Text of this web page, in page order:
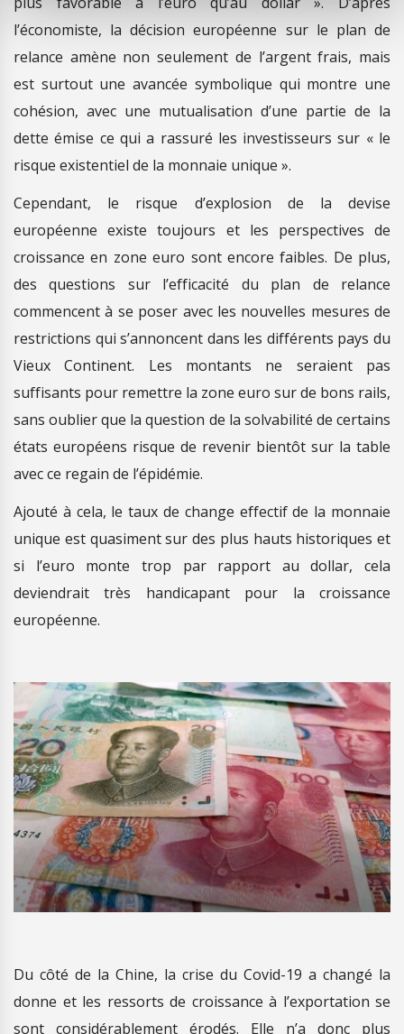
l’économiste, la décision européenne sur le plan de
relance amène non seulement de l’argent frais, mais
est surtout une avancée symbolique qui montre une
cohésion, avec une mutualisation d’une partie de la
dette émise ce qui a rassuré les investisseurs sur « le
risque existentiel de la monnaie unique ».
Cependant, le risque d’explosion de la devise
européenne existe toujours et les perspectives de
croissance en zone euro sont encore faibles. De plus,
des questions sur l’efficacité du plan de relance
commencent à se poser avec les nouvelles mesures de
restrictions qui s’annoncent dans les différents pays du
Vieux Continent. Les montants ne seraient pas
suffisants pour remettre la zone euro sur de bons rails,
sans oublier que la question de la solvabilité de certains
états européens risque de revenir bientôt sur la table
avec ce regain de l’épidémie.
Ajouté à cela, le taux de change effectif de la monnaie
unique est quasiment sur des plus hauts historiques et
si l’euro monte trop par rapport au dollar, cela
deviendrait très handicapant pour la croissance
européenne.
Du côté de la Chine, la crise du Covid-19 a changé la
donne et les ressorts de croissance à l’exportation se
sont considérablement érodés. Elle n’a donc plus